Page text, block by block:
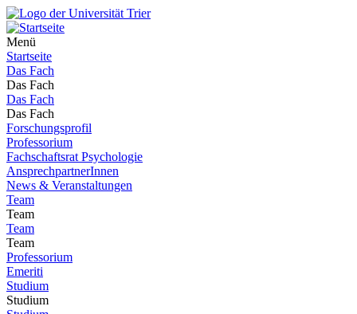
Menü
Startseite
Das Fach
Das Fach
Das Fach
Das Fach
Forschungsprofil
Professorium
Fachschaftsrat Psychologie
AnsprechpartnerInnen
News & Veranstaltungen
Team
Team
Team
Team
Professorium
Emeriti
Studium
Studium